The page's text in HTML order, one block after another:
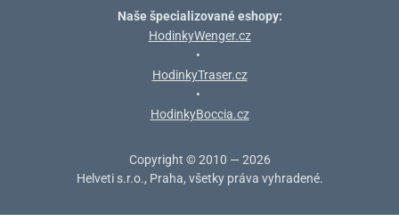
Naše špecializované eshopy:
HodinkyWenger.cz
•
HodinkyTraser.cz
•
HodinkyBoccia.cz
Copyright © 2010 — 2026
Helveti s.r.o., Praha, všetky práva vyhradené.